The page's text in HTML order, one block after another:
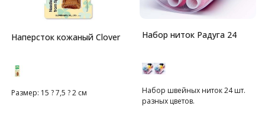
Наперсток кожаный Clover
Размер: 15 ? 7,5 ? 2 см
Набор ниток Радуга 24
Набор швейных ниток 24 шт.
разных цветов.